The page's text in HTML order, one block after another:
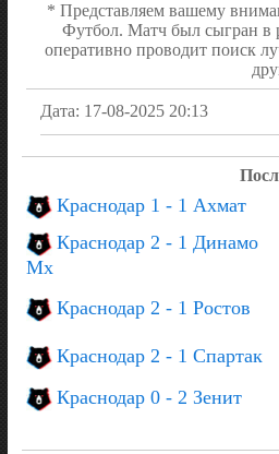
* Представляем вашему
Футбол. Матч был сыгран в
оперативно проводит поиск
Дата: 17-08-2025 20:13
Краснодар 1 - 1 Ахмат
Краснодар 2 - 1 Динамо
Мх
Краснодар 2 - 1 Ростов
Краснодар 2 - 1 Спартак
Краснодар 0 - 2 Зенит